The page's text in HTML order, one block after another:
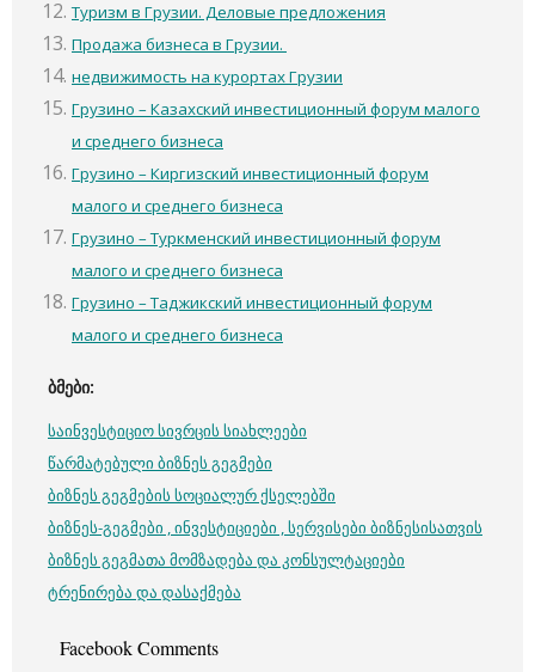
Туризм в Грузии. Деловые предложения
Продажа бизнеса в Грузии.
недвижимость на курортах Грузии
Грузино – Казахский инвестиционный форум малого
и среднего бизнеса
Грузино – Киргизский инвестиционный форум
малого и среднего бизнеса
Грузино – Туркменский инвестиционный форум
малого и среднего бизнеса
Грузино – Таджикский инвестиционный форум
малого и среднего бизнеса
ბმები:
საინვესტიციო სივრცის სიახლეები
წარმატებული ბიზნეს გეგმები
ბიზნეს გეგმების სოციალურ ქსელებში
ბიზნეს-გეგმები , ინვესტიციები , სერვისები ბიზნესისათვის
ბიზნეს გეგმათა მომზადება და კონსულტაციები
ტრენირება და დასაქმება
Facebook Comments